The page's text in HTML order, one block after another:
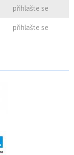
přihlašte se
přihlašte se